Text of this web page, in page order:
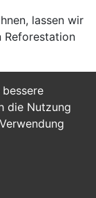
die Nutzung
lassen wir
Reforestation